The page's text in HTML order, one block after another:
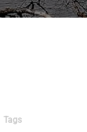
Tags